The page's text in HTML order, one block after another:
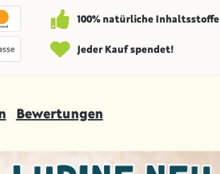
100% natürliche Inhaltsstoffe
Jeder Kauf spendet!
Bewertungen